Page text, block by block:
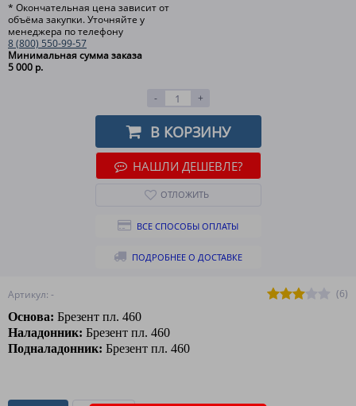
Артикул: -
(6)
Основа: Брезент пл. 460
Наладонник: Брезент пл. 460
Подналадонник: Брезент пл. 460
* Окончательная цена зависит от
объёма закупки. Уточняйте у
менеджера по телефону
8 (800) 550-99-57
Минимальная сумма заказа
5 000 р.
- +
В КОРЗИНУ
НАШЛИ ДЕШЕВЛЕ?
ОТЛОЖИТЬ
ВСЕ СПОСОБЫ ОПЛАТЫ
ПОДРОБНЕЕ О ДОСТАВКЕ